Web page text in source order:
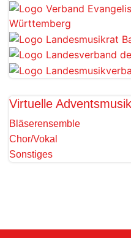
Virtuelle
Bläserensemble
Chor/Vokal
Sonstiges